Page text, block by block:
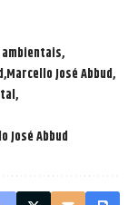
Marcello José Abbud
José Abbud